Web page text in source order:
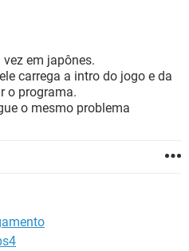
GMAIL
EXCEL
GMAIL
em japônes.
carrega a intro do jogo e da
o programa.
o mesmo problema